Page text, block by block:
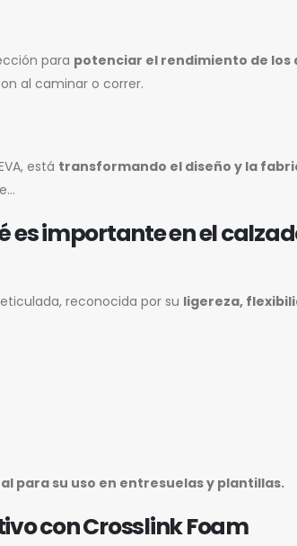
para potenciar el rendimiento de los
al caminar o correr.
está transformando el diseño y la
es importante en el
reconocida por su ligereza,
para su uso en entresuelas y plantillas.
con Crosslink Foam